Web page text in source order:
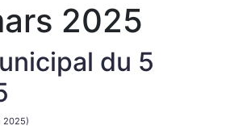
2025
du 5
2025)